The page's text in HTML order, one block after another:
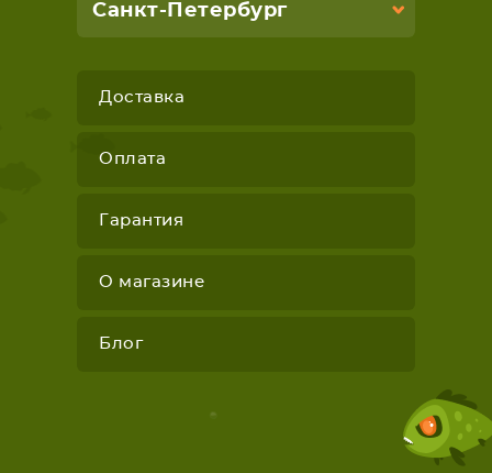
Санкт-Петербург
Доставка
Оплата
Гарантия
О магазине
Блог